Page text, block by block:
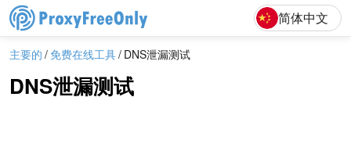
EnglishDeutsch
简体中文
主要的 免费在线工具 DNS泄漏测试
DNS泄漏测试